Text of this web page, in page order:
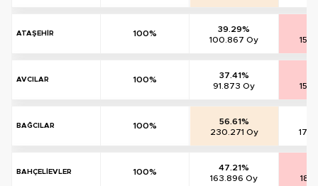
ATAŞEHİR 100%
39.29%
100.867 Oy
AVCILAR 100%
37.41%
91.873 Oy
BAĞCILAR 100%
56.61%
230.271 Oy
BAHÇELİEVLER 100%
47.21%
163.896 Oy